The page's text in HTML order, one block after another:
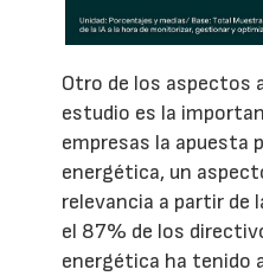
Otro de los aspectos
estudio es la
empresas la apuesta
energética, un
relevancia a partir de
el 87% de los
energética ha tenido